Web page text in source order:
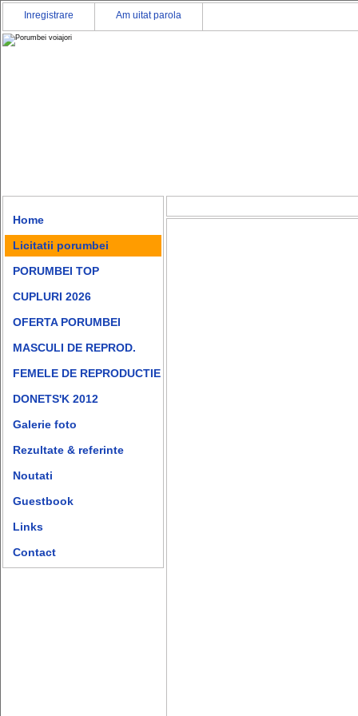
Inregistrare Am uitat parola
Home
Licitatii porumbei
PORUMBEI TOP
CUPLURI 2026
OFERTA PORUMBEI
MASCULI DE REPROD.
FEMELE DE REPRODUCTIE
DONETS'K 2012
Galerie foto
Rezultate & referinte
Noutati
Guestbook
Links
Contact